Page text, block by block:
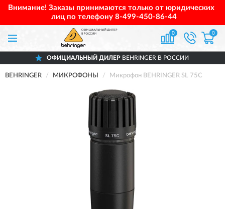
Внимание! Заказы принимаются только от юридических
лиц по телефону 8-499-450-86-44
0 0
ОФИЦИАЛЬНЫЙ ДИЛЕР BEHRINGER В РОССИИ
BEHRINGER МИКРОФОНЫ Микрофон BEHRINGER SL 75C